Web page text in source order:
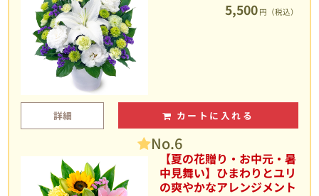
5,500 円（税込）
詳細 カートに入れる
No.6
【夏の花贈り・お中元・暑
中見舞い】ひまわりとユリ
の爽やかなアレンジメント